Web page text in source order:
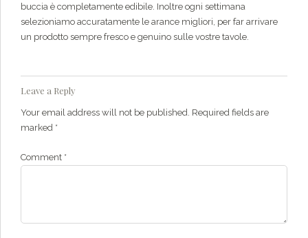
buccia è completamente edibile. Inoltre ogni settimana
selezioniamo accuratamente le arance migliori, per far arrivare
un prodotto sempre fresco e genuino sulle vostre tavole.
Leave a Reply
Your email address will not be published. Required fields are
marked *
Comment *